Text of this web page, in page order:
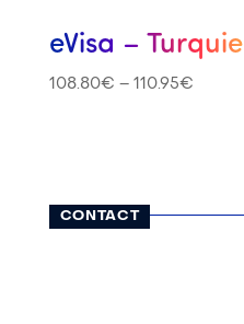
eVisa – Turquie
108.80€ – 110.95€
CONTACT